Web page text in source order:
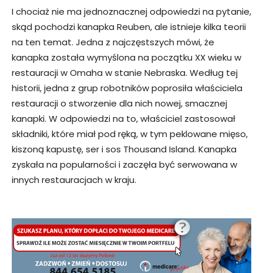
I chociaż nie ma jednoznacznej odpowiedzi na pytanie,
skąd pochodzi kanapka Reuben, ale istnieje kilka teorii
na ten temat. Jedna z najczęstszych mówi, że
kanapka została wymyślona na początku XX wieku w
restauracji w Omaha w stanie Nebraska. Według tej
historii, jedna z grup robotników poprosiła właściciela
restauracji o stworzenie dla nich nowej, smacznej
kanapki. W odpowiedzi na to, właściciel zastosował
składniki, które miał pod ręką, w tym peklowane mięso,
kiszoną kapustę, ser i sos Thousand Island. Kanapka
zyskała na popularności i zaczęła być serwowana w
innych restauracjach w kraju.